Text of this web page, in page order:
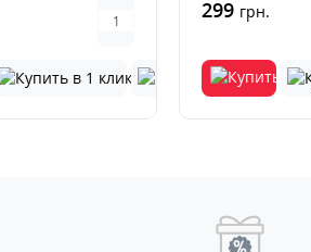
выцветаниеУс..
299 грн.